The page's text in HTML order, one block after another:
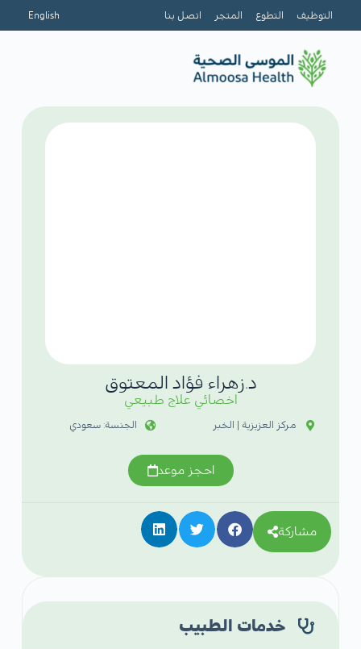
التوظيف التطوع المتجر اتصل بنا English
د.زهراء فؤاد المعتوق
اخصائي علاج طبيعي
مركز العزيزية | الخبر الجنسة: سعودي
احجز موعد
مشاركة
خدمات الطبيب